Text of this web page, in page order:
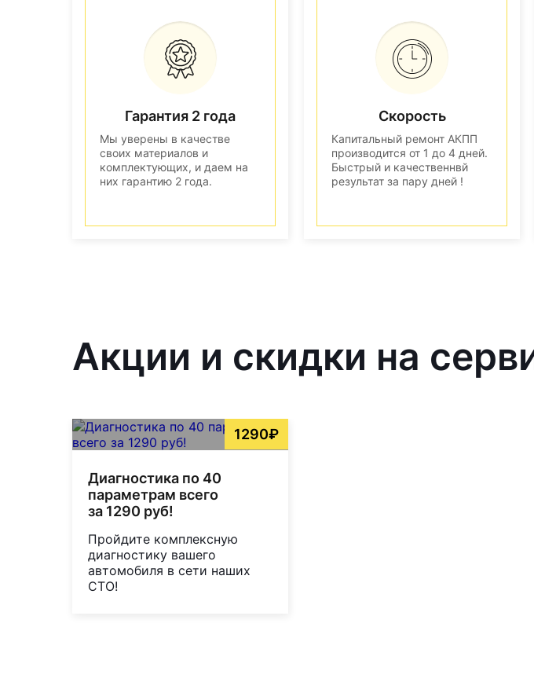
Гарантия 2 года
Мы уверены в качестве
своих материалов и
комплектующих, и даем на
них гарантию 2 года.
Скорость
Капитальный ремонт АКПП
производится от 1 до 4 дней.
Быстрый и качественнвй
результат за пару дней !
Акции и скидки на
1290₽
Диагностика по 40
параметрам всего
за 1290 руб!
Пройдите комплексную
диагностику вашего
автомобиля в сети наших
СТО!